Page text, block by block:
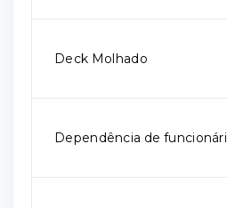
Deck Molhado
Dependência de funcionári